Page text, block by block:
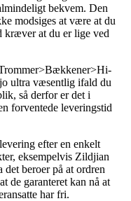
bekvem. Den
modsiges at være at du
kræver at du er lige ved
ultra væsentlig ifald du
så derfor er det i
forventede leveringstid
efter en enkelt
eksempelvis Zildjian
beroer på at ordren
de garanteret kan nå at
har fri.